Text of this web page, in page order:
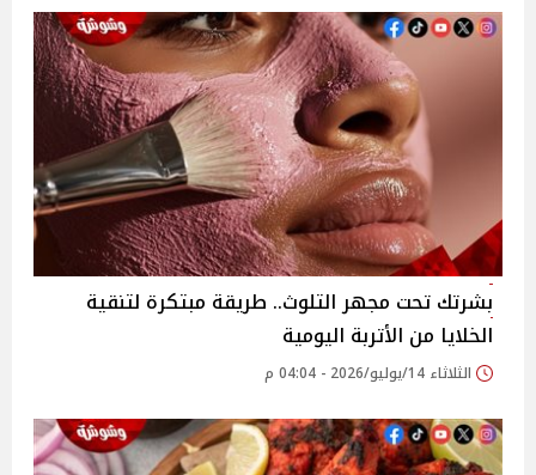
بشرتك تحت مجهر التلوث.. طريقة مبتكرة لتنقية
الخلايا من الأتربة اليومية
الثلاثاء 14/يوليو/2026 - 04:04 م